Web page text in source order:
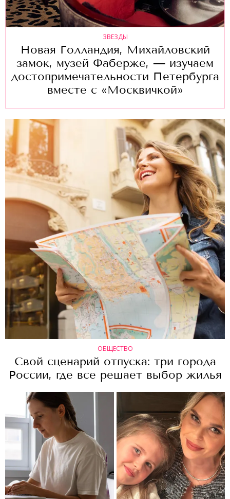
ЗВЕЗДЫ
Новая Голландия, Михайловский
замок, музей Фаберже, — изучаем
достопримечательности Петербурга
вместе с «Москвичкой»
ОБЩЕСТВО
Свой сценарий отпуска: три города
России, где все решает выбор жилья